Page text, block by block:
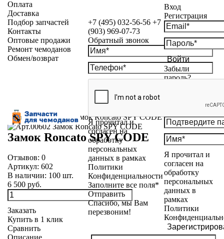
+7 (495) 032-56-56 +7
(903) 969-07-73
Обратный звонок
Я прочитал и
согласен на
обработку
персональных
данных в рамках
Политики
Конфиденциальности
Заполните все поля*
Отправить
Спасибо, мы Вам
перезвоним!
Вход
Регистрация
Войти
Забыли
пароль?
Я прочитал и
согласен на
обработку
персональных
данных в
рамках
Политики
Оплата
Доставка
Подбор запчастей
Контакты
Оптовые продажи
Ремонт чемоданов
Обмен/возврат
Каталог»Замки»Замок Roncato SPY CODE
Замок Roncato SPY CODE
Отзывов: 0
Артикул: 602
В наличии: 100 шт.
6 500 руб.
Заказать
Купить в 1 клик
Сравнить